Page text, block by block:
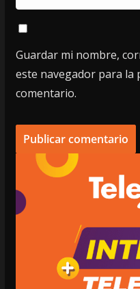
Guardar mi nombre,
este navegador para la
comentario.